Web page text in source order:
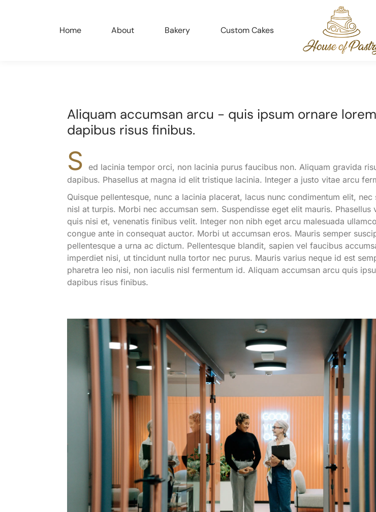
Home About Bakery Custom Cakes
Aliquam accumsan arcu - quis ipsum ornare
dapibus risus finibus.
S
ed lacinia tempor orci, non lacinia purus faucibus non. Aliquam gravida
dapibus. Phasellus at magna id elit tristique lacinia. Integer a justo vitae arcu
Quisque pellentesque, nunc a lacinia placerat, lacus nunc condimentum elit, nec
nisl at turpis. Morbi nec accumsan sem. Suspendisse eget elit mauris.
quis nisi et, venenatis finibus velit. Integer non nibh eget arcu malesuada
congue ante in consequat auctor. Morbi ut accumsan eros. Mauris semper
pellentesque a urna ac dictum. Pellentesque blandit, sapien vel faucibus
imperdiet nisi, ut tincidunt nulla tortor nec purus. Mauris varius neque id est
pharetra leo nisi, non iaculis nisl fermentum id. Aliquam accumsan arcu quis
dapibus risus finibus.